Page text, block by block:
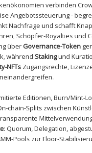
verbinden
Angebotssteuerung -⁣
Nachfrage und schafft
Schöpfer-Royalties und
über Governance-Token
während Stakingund
NFTs Zugangsrechte,
Editionen, Burn/Mint-
chain-Splits zwischen
: ​Quorum, Delegation,
Pools zur Floor-